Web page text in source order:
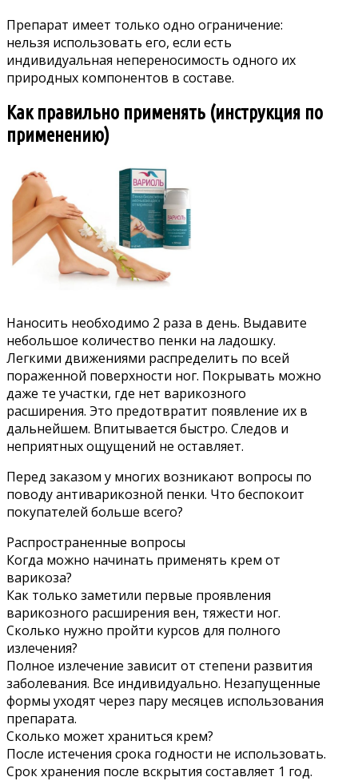
Препарат имеет только одно ограничение:
нельзя использовать его, если есть
индивидуальная непереносимость одного их
природных компонентов в составе.
Как правильно применять (инструкция по
применению)
Наносить необходимо 2 раза в день. Выдавите
небольшое количество пенки на ладошку.
Легкими движениями распределить по всей
пораженной поверхности ног. Покрывать можно
даже те участки, где нет варикозного
расширения. Это предотвратит появление их в
дальнейшем. Впитывается быстро. Следов и
неприятных ощущений не оставляет.
Перед заказом у многих возникают вопросы по
поводу антиварикозной пенки. Что беспокоит
покупателей больше всего?
Распространенные вопросы
Когда можно начинать применять крем от
варикоза?
Как только заметили первые проявления
варикозного расширения вен, тяжести ног.
Сколько нужно пройти курсов для полного
излечения?
Полное излечение зависит от степени развития
заболевания. Все индивидуально. Незапущенные
формы уходят через пару месяцев использования
препарата.
Сколько может храниться крем?
После истечения срока годности не использовать.
Срок хранения после вскрытия составляет 1 год.